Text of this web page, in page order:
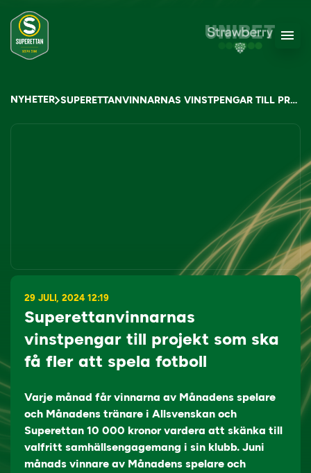
NYHETER SUPERETTANVINNARNAS VINSTPENGAR TILL PROJEKT SOM SKA FÅ FLER ATT SPELA FOTBOLL
29 JULI, 2024 12:19
Superettanvinnarnas
vinstpengar till projekt som ska
få fler att spela fotboll
Varje månad får vinnarna av Månadens spelare
och Månadens tränare i Allsvenskan och
Superettan 10 000 kronor vardera att skänka till
valfritt samhällsengagemang i sin klubb. Juni
månads vinnare av Månadens spelare och